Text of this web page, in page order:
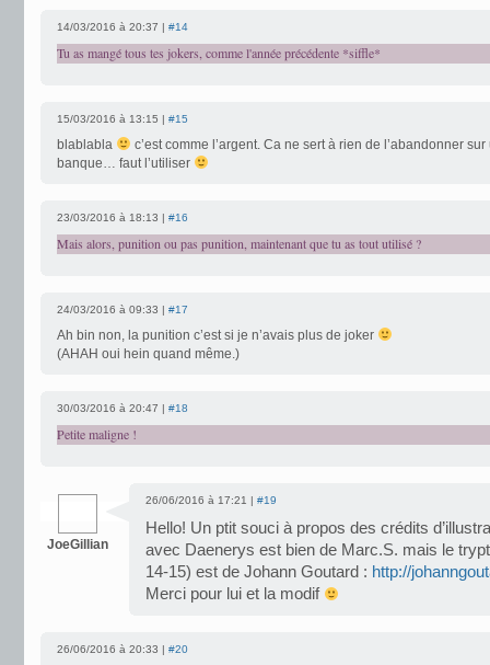
14/03/2016 à 20:37 | #14
Tu as mangé tous tes jokers, comme l'année précédente *siffle*
15/03/2016 à 13:15 | #15
blablabla
c’est comme l’argent. Ca ne sert à rien de l’abandonner
banque… faut l’utiliser
23/03/2016 à 18:13 | #16
Mais alors, punition ou pas punition, maintenant que tu as tout utilisé ?
24/03/2016 à 09:33 | #17
Ah bin non, la punition c’est si je n’avais plus de joker
(AHAH oui hein quand même.)
30/03/2016 à 20:47 | #18
Petite maligne !
JoeGillian
26/06/2016 à 17:21 | #19
Hello! Un ptit souci à propos des crédits
avec Daenerys est bien de Marc.S. mais le
14-15) est de Johann Goutard : http://
Merci pour lui et la modif
26/06/2016 à 20:33 | #20